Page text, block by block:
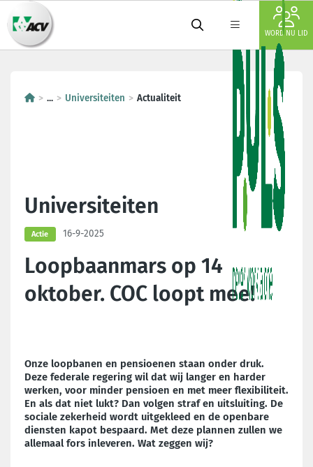
WORD NU LID
... Universiteiten Actualiteit
Universiteiten
Actie 16-9-2025
Loopbaanmars op 14
oktober. COC loopt mee!
Onze loopbanen en pensioenen staan onder druk.
Deze federale regering wil dat wij langer en harder
werken, voor minder pensioen en met meer flexibiliteit.
En als dat niet lukt? Dan volgen straf en uitsluiting. De
sociale zekerheid wordt uitgekleed en de openbare
diensten kapot bespaard. Met deze plannen zullen we
allemaal fors inleveren. Wat zeggen wij?